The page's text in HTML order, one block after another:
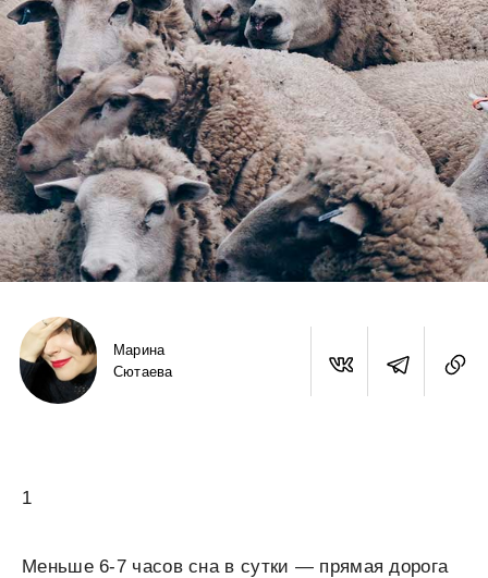
Марина
Сютаева
1
Меньше 6-7 часов сна в сутки — прямая дорога